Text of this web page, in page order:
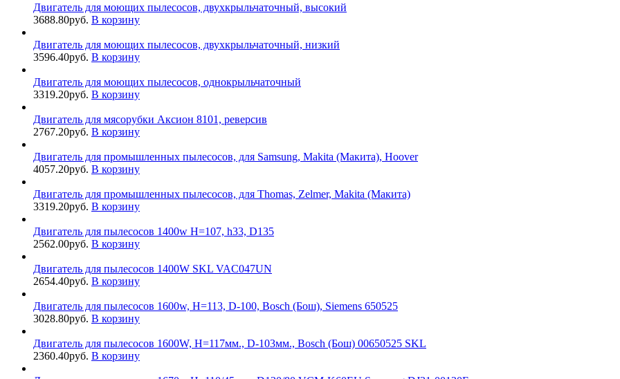
Двигатель для моющих пылесосов, двухкрыльчаточный, высокий
3688.80руб. В корзину
Двигатель для моющих пылесосов, двухкрыльчаточный, низкий
3596.40руб. В корзину
Двигатель для моющих пылесосов, однокрыльчаточный
3319.20руб. В корзину
Двигатель для мясорубки Аксион 8101, реверсив
2767.20руб. В корзину
Двигатель для промышленных пылесосов, для Samsung, Makita (Макита), Hoover
4057.20руб. В корзину
Двигатель для промышленных пылесосов, для Thomas, Zelmer, Makita (Макита)
3319.20руб. В корзину
Двигатель для пылесосов 1400w H=107, h33, D135
2562.00руб. В корзину
Двигатель для пылесосов 1400W SKL VAC047UN
2654.40руб. В корзину
Двигатель для пылесосов 1600w, H=113, D-100, Bosch (Бош), Siemens 650525
3028.80руб. В корзину
Двигатель для пылесосов 1600W, H=117мм., D-103мм., Bosch (Бош) 00650525 SKL
2360.40руб. В корзину